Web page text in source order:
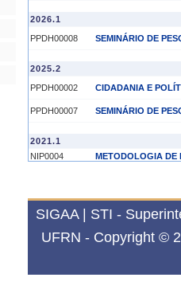
2026.1
PPDH00008
SEMINÁRIO DE
2025.2
PPDH00002
CIDADANIA E
PPDH00007 SEMINÁRIO DE
2021.1
NIP0004
METODOLOGIA DE
SIGAA | STI -
UFRN - Copyright ©